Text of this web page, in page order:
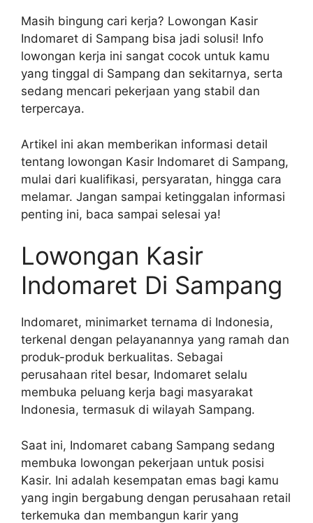
Masih bingung cari kerja? Lowongan Kasir
Indomaret di Sampang bisa jadi solusi! Info
lowongan kerja ini sangat cocok untuk kamu
yang tinggal di Sampang dan sekitarnya, serta
sedang mencari pekerjaan yang stabil dan
terpercaya.
Artikel ini akan memberikan informasi detail
tentang lowongan Kasir Indomaret di Sampang,
mulai dari kualifikasi, persyaratan, hingga cara
melamar. Jangan sampai ketinggalan informasi
penting ini, baca sampai selesai ya!
Lowongan Kasir
Indomaret Di Sampang
Indomaret, minimarket ternama di Indonesia,
terkenal dengan pelayanannya yang ramah dan
produk-produk berkualitas. Sebagai
perusahaan ritel besar, Indomaret selalu
membuka peluang kerja bagi masyarakat
Indonesia, termasuk di wilayah Sampang.
Saat ini, Indomaret cabang Sampang sedang
membuka lowongan pekerjaan untuk posisi
Kasir. Ini adalah kesempatan emas bagi kamu
yang ingin bergabung dengan perusahaan retail
terkemuka dan membangun karir yang